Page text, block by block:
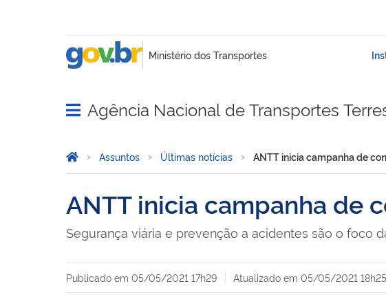
Abrir menu principal de navegação
Agência Nacional de Transportes
Você está aqui:
Página Inicial
Assuntos Últimas notícias ANTT inicia campanha de
ANTT inicia campanha de
Segurança viária e prevenção a acidentes são o foco
Publicado em 05/05/2021 17h29 Atualizado em 05/05/2021 18h25